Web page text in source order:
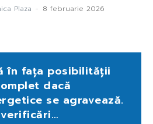
Plaza - 8 februarie 2026
în fața posibilității
dacă
se agravează.